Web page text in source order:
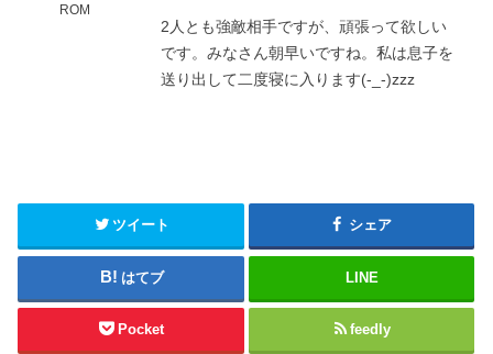
ROM
2人とも強敵相手ですが、頑張って欲しい
です。みなさん朝早いですね。私は息子を
送り出して二度寝に入ります(-_-)zzz
ツイート シェア
はてブ LINE
Pocket feedly